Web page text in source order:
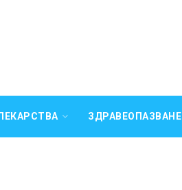
ЗДРАВЕОПАЗВАНЕ